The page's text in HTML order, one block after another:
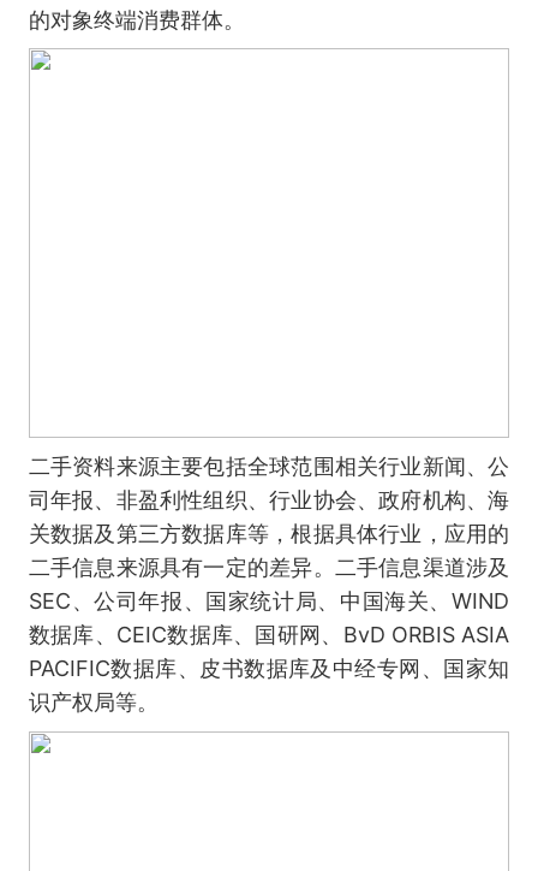
的对象终端消费群体。
二手资料来源主要包括全球范围相关行业新闻、公
司年报、非盈利性组织、行业协会、政府机构、海
关数据及第三方数据库等，根据具体行业，应用的
二手信息来源具有一定的差异。二手信息渠道涉及
SEC、公司年报、国家统计局、中国海关、WIND
数据库、CEIC数据库、国研网、BvD ORBIS ASIA
PACIFIC数据库、皮书数据库及中经专网、国家知
识产权局等。